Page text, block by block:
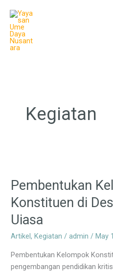
content
Kegiatan
Pembentukan
Konstituen di
Uiasa
Artikel,Kegiatan /admin/May
Pembentukan Kelompok
pengembangan pendidikan
Konstituen
di
Desa
Letbaun